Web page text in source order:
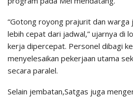
“Gotong royong prajurit dan warga
lebih cepat dari jadwal,” ujarnya di
kerja dipercepat. Personel dibagi
menyelesaikan pekerjaan utama
secara paralel.
Selain jembatan,Satgas juga